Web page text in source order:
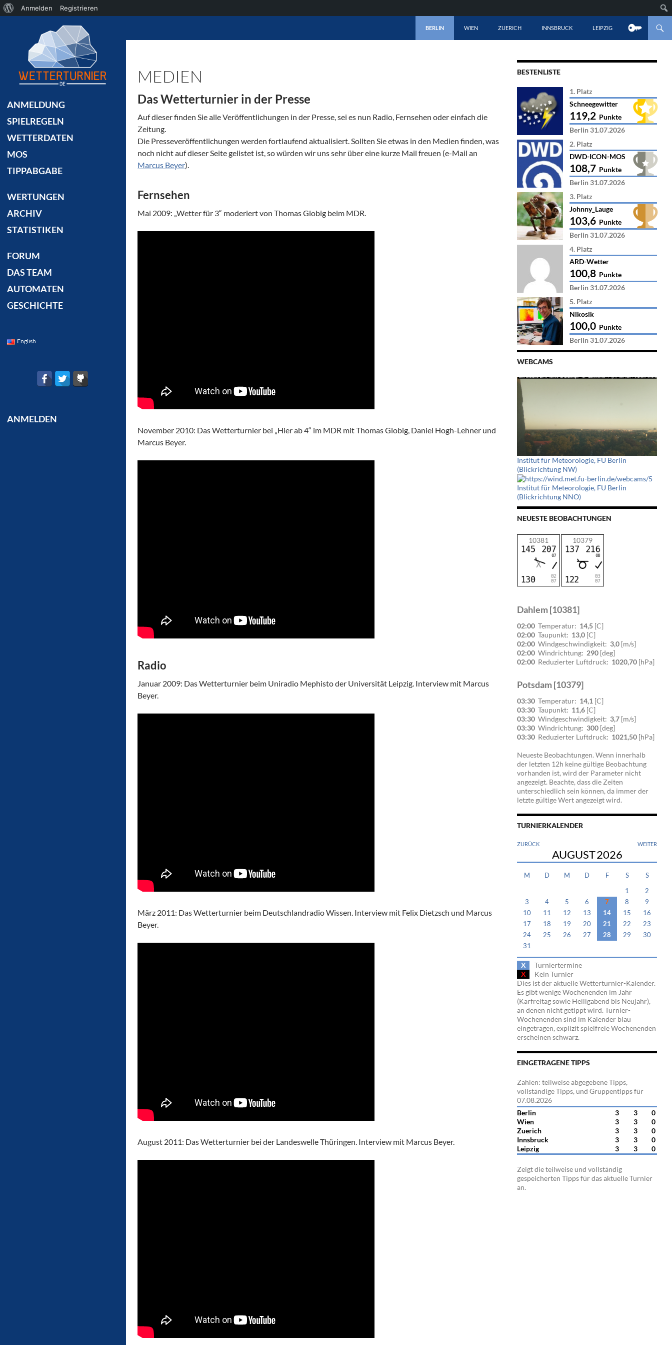
BERLIN
WIEN ZUERICH INNSBRUCK LEIPZIG
MEDIEN
Das Wetterturnier in der Presse
Auf dieser finden Sie alle Veröffentlichungen in der Presse, sei es nun Radio, Fernsehen oder einfach die
Zeitung.
Die Presseveröffentlichungen werden fortlaufend aktualisiert. Sollten Sie etwas in den Medien finden, was
noch nicht auf dieser Seite gelistet ist, so würden wir uns sehr über eine kurze Mail freuen (e-Mail an
Marcus Beyer).
Fernsehen
Mai 2009: „Wetter für 3“ moderiert von Thomas Globig beim MDR.
November 2010: Das Wetterturnier bei „Hier ab 4“ im MDR mit Thomas Globig, Daniel Hogh-Lehner und
Marcus Beyer.
Radio
Januar 2009: Das Wetterturnier beim Uniradio Mephisto der Universität Leipzig. Interview mit Marcus
Beyer.
März 2011: Das Wetterturnier beim Deutschlandradio Wissen. Interview mit Felix Dietzsch und Marcus
Beyer.
August 2011: Das Wetterturnier bei der Landeswelle Thüringen. Interview mit Marcus Beyer.
BESTENLISTE
1. Platz
Schneegewitter
119,2 Punkte
Berlin 31.07.2026
2. Platz
DWD-ICON-MOS
108,7 Punkte
Berlin 31.07.2026
3. Platz
Johnny_Lauge
103,6 Punkte
Berlin 31.07.2026
4. Platz
ARD-Wetter
100,8 Punkte
Berlin 31.07.2026
5. Platz
Nikosik
100,0 Punkte
Berlin 31.07.2026
WEBCAMS
Institut für Meteorologie, FU Berlin
(Blickrichtung NW)
Institut für Meteorologie, FU Berlin
(Blickrichtung NNO)
NEUESTE BEOBACHTUNGEN
10381 10379
Dahlem [10381]
02:00 Temperatur: 14,5 [C]
02:00 Taupunkt: 13,0 [C]
02:00 Windgeschwindigkeit: 3,0 [m/s]
02:00 Windrichtung: 290 [deg]
02:00 Reduzierter Luftdruck: 1020,70 [hPa]
Potsdam [10379]
03:30 Temperatur: 14,1 [C]
03:30 Taupunkt: 11,6 [C]
03:30 Windgeschwindigkeit: 3,7 [m/s]
03:30 Windrichtung: 300 [deg]
03:30 Reduzierter Luftdruck: 1021,50 [hPa]
Neueste Beobachtungen. Wenn innerhalb
der letzten 12h keine gültige Beobachtung
vorhanden ist, wird der Parameter nicht
angezeigt. Beachte, dass die Zeiten
unterschiedlich sein können, da immer der
letzte gültige Wert angezeigt wird.
TURNIERKALENDER
ZURÜCK WEITER
AUGUST2026
M D M D F S S
1
2
3
4 5 6 7 8
9
10
11 12 13 14 15
16
17
18 19 20 21 22
23
24
25 26 27 28 29
30
31
X
Turniertermine
X
Kein Turnier
Dies ist der aktuelle Wetterturnier-Kalender.
Es gibt wenige Wochenenden im Jahr
(Karfreitag sowie Heiligabend bis Neujahr),
an denen nicht getippt wird. Turnier-
Wochenenden sind im Kalender blau
eingetragen, explizit spielfreie Wochenenden
erscheinen schwarz.
EINGETRAGENE TIPPS
Zahlen: teilweise abgegebene Tipps,
vollständige Tipps, und Gruppentipps für
07.08.2026
Berlin
3 3
0
Wien
3 3
0
Zuerich
3 3
0
Innsbruck
3 3
0
Leipzig
3 3 0
Zeigt die teilweise und vollständig
gespeicherten Tipps für das aktuelle Turnier
an.
ANMELDUNG
SPIELREGELN
WETTERDATEN
MOS
TIPPABGABE
WERTUNGEN
ARCHIV
STATISTIKEN
FORUM
DAS TEAM
AUTOMATEN
GESCHICHTE
English
ANMELDEN
Über
Anmelden Registrieren